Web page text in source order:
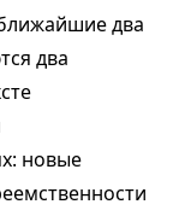
два
два
новые